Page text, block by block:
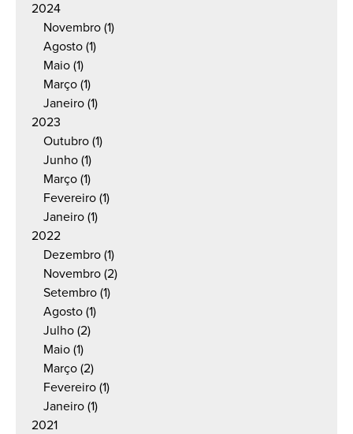
2024
Novembro (1)
Agosto (1)
Maio (1)
Março (1)
Janeiro (1)
2023
Outubro (1)
Junho (1)
Março (1)
Fevereiro (1)
Janeiro (1)
2022
Dezembro (1)
Novembro (2)
Setembro (1)
Agosto (1)
Julho (2)
Maio (1)
Março (2)
Fevereiro (1)
Janeiro (1)
2021